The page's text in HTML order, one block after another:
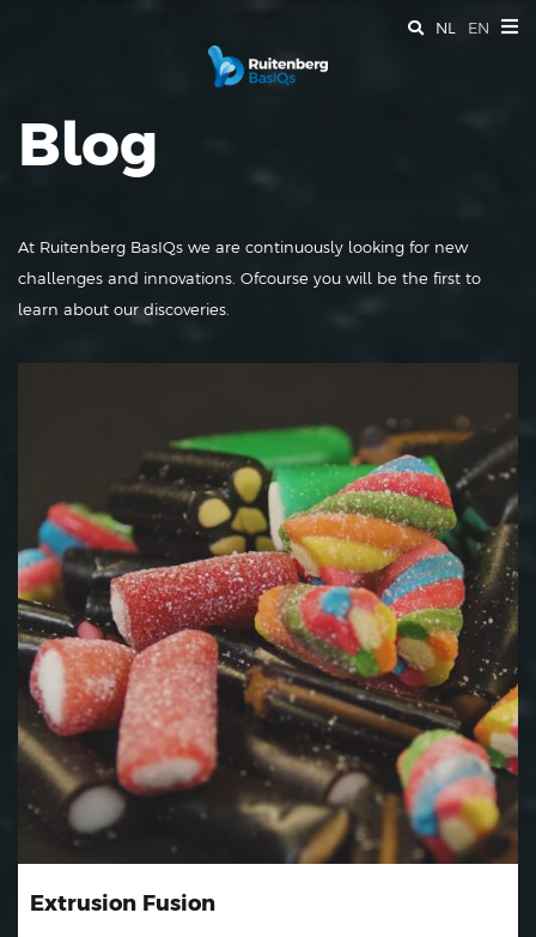
NL EN
Blog
At Ruitenberg BasIQs we are continuously looking for new
challenges and innovations. Ofcourse you will be the first to
learn about our discoveries.
Extrusion Fusion